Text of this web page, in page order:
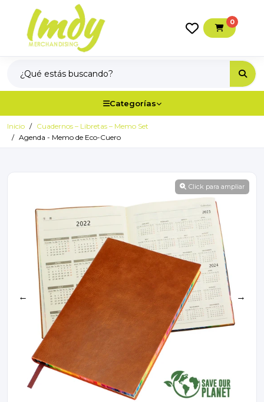
0
Categorías
Inicio
Cuadernos – Libretas – Memo Set
Agenda - Memo de Eco-Cuero
Click para ampliar
← →